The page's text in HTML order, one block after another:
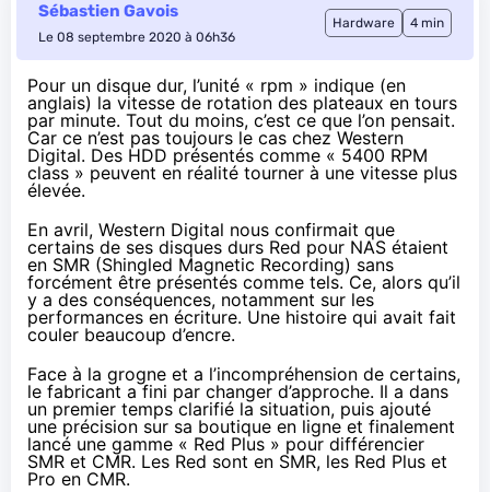
Sébastien Gavois
Le 08 septembre 2020 à 06h36
Hardware 4 min
Pour un disque dur, l’unité « rpm » indique (en
anglais) la vitesse de rotation des plateaux en tours
par minute. Tout du moins, c’est ce que l’on pensait.
Car ce n’est pas toujours le cas chez Western
Digital. Des HDD présentés comme « 5400 RPM
class » peuvent en réalité tourner à une vitesse plus
élevée.
En avril, Western Digital nous confirmait que
certains de ses disques durs Red pour NAS étaient
en SMR (Shingled Magnetic Recording) sans
forcément être présentés comme tels. Ce, alors qu’il
y a des conséquences, notamment sur les
performances en écriture. Une histoire qui avait fait
couler beaucoup d’encre.
Face à la grogne et a l’incompréhension de certains,
le fabricant a fini par changer d’approche. Il a dans
un premier tempsclarifié la situation, puis ajouté
une précision sur sa boutique en ligne et finalement
lancé une gamme « Red Plus » pour différencier
SMR et CMR. Les Red sont en SMR, les Red Plus et
Pro en CMR.